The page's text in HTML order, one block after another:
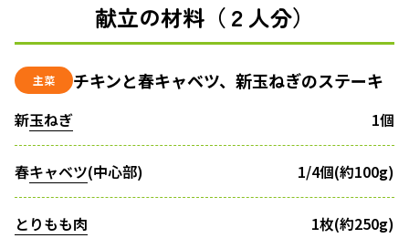
献立の材料（２人分）
主菜 チキンと春キャベツ、新玉ねぎのステーキ
新玉ねぎ 1個
春キャベツ(中心部) 1/4個(約100g)
とりもも肉 1枚(約250g)